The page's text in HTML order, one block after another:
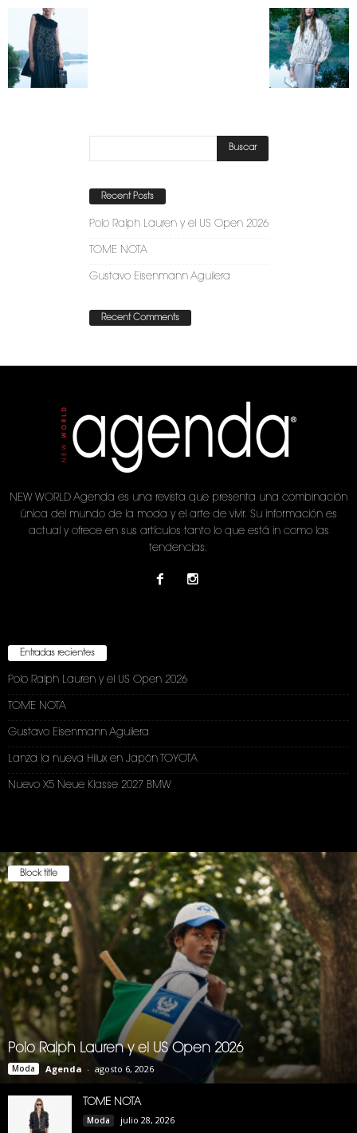
Recent Posts
Polo Ralph Lauren y el US Open 2026
TOME NOTA
Gustavo Eisenmann Aguilera
Recent Comments
NEW WORLD Agenda es una revista que presenta una combinación
única del mundo de la moda y el arte de vivir. Su información es
actual y ofrece en sus artículos tanto lo que está in como las
tendencias.
Entradas recientes
Polo Ralph Lauren y el US Open 2026
TOME NOTA
Gustavo Eisenmann Aguilera
Lanza la nueva Hilux en Japón TOYOTA
Nuevo X5 Neue Klasse 2027 BMW
Block title
Polo Ralph Lauren y el US Open 2026
Moda Agenda - agosto 6, 2026
TOME NOTA
Moda julio 28, 2026